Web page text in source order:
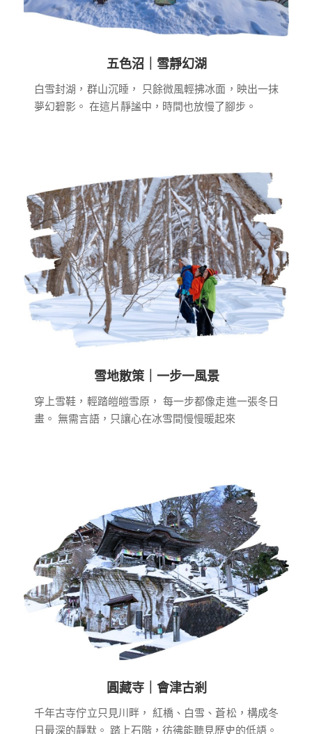
五色沼｜雪靜幻湖
白雪封湖，群山沉睡，
只餘微風輕拂冰面，映出一抹
夢幻碧影。 在這片靜謐中，時間也放慢了腳步。
雪地散策｜一步一風景
穿上雪鞋，輕踏皚皚雪原， 每一步都像走進一張冬日
畫。 無需言語，只讓心在冰雪間慢慢暖起來
圓藏寺｜會津古剎
千年古寺佇立只見川畔， 紅橋、白雪、蒼松，構成冬
日最深的靜默。 踏上石階，彷彿能聽見歷史的低語。